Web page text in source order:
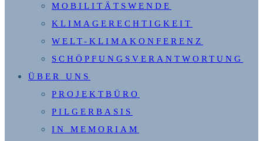
MOBILITÄTSWENDE
KLIMAGERECHTIGKEIT
WELT-KLIMAKONFERENZ
SCHÖPFUNGSVERANTWORTUNG
ÜBER UNS
PROJEKTBÜRO
PILGERBASIS
IN MEMORIAM